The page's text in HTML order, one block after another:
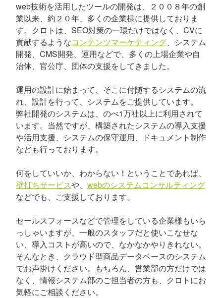
web技術を活用したツールの開発は、２００８年の創
業以来、約２０年、多くの企業様に提供しておりま
す。クロトは、SEO対策の一環だけではなく、CVに
貢献するようなコンテンツマーケティング、システム
開発、CMS開発、運用などで、多くの上場企業や自
治体、官公庁、団体の支援をしてきました。
運用の設計に始まって、そこに付随するシステムの流
れ、設計を行って、システムをご提供しています。
弊社開発のシステムは、のべ1万社以上に利用されて
います。当然ですが、構築されたシステムの導入支援
や活用支援、システムの保守運用、ドキュメント制作
なども行っております。
何をしていいか、わからない！ということであれば、
壁打ちサービスや、 webのシステムコンサルティング
などでも、ご支援しております。
セールスフォースなどで管理をしている企業様もいら
っしゃいますが、一般のスタッフだと使いこなせな
い、導入コストが高いので、なかなかやりきれない。
そんなとき、クラウド型商品データベースのシステム
でお声掛けください。もちろん、営業部の方だけでは
なく、情報システム部のご担当者の方も、クロトにお
気軽にご相談ください。